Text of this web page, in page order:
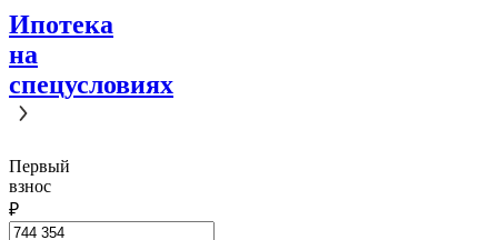
Ипотека
на
спецусловиях
Первый
взнос
₽